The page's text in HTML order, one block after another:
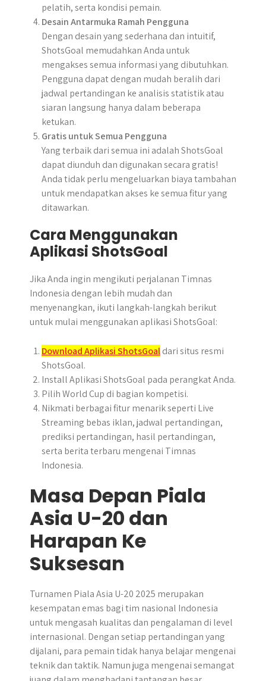
pelatih, serta kondisi pemain.
Desain Antarmuka Ramah Pengguna
Dengan desain yang sederhana dan intuitif,
ShotsGoal memudahkan Anda untuk
mengakses semua informasi yang dibutuhkan.
Pengguna dapat dengan mudah beralih dari
jadwal pertandingan ke analisis statistik atau
siaran langsung hanya dalam beberapa
ketukan.
Gratis untuk Semua Pengguna
Yang terbaik dari semua ini adalah ShotsGoal
dapat diunduh dan digunakan secara gratis!
Anda tidak perlu mengeluarkan biaya tambahan
untuk mendapatkan akses ke semua fitur yang
ditawarkan.
Cara Menggunakan
Aplikasi ShotsGoal
Jika Anda ingin mengikuti perjalanan Timnas
Indonesia dengan lebih mudah dan
menyenangkan, ikuti langkah-langkah berikut
untuk mulai menggunakan aplikasi ShotsGoal:
Download Aplikasi ShotsGoaldari situs resmi
ShotsGoal.
Install Aplikasi ShotsGoal pada perangkat Anda.
Pilih World Cup di bagian kompetisi.
Nikmati berbagai fitur menarik seperti Live
Streaming bebas iklan, jadwal pertandingan,
prediksi pertandingan, hasil pertandingan,
serta berita terbaru mengenai Timnas
Indonesia.
Masa Depan Piala
Asia U-20 dan
Harapan Ke
Suksesan
Turnamen Piala Asia U-20 2025 merupakan
kesempatan emas bagi tim nasional Indonesia
untuk mengasah kualitas dan pengalaman di level
internasional. Dengan setiap pertandingan yang
dijalani, para pemain tidak hanya belajar mengenai
teknik dan taktik. Namun juga mengenai semangat